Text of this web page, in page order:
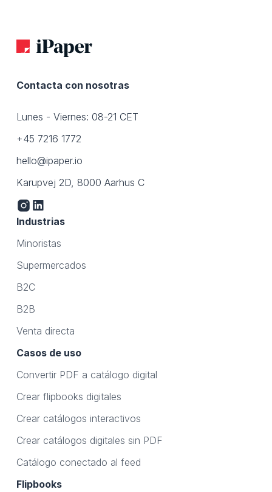
Contacta con nosotras
Lunes - Viernes: 08-21 CET
+45 7216 1772
hello@ipaper.io
Karupvej 2D, 8000 Aarhus C
Industrias
Minoristas
Supermercados
B2C
B2B
Venta directa
Casos de uso
Convertir PDF a catálogo digital
Crear flipbooks digitales
Crear catálogos interactivos
Crear catálogos digitales sin PDF
Catálogo conectado al feed
Flipbooks